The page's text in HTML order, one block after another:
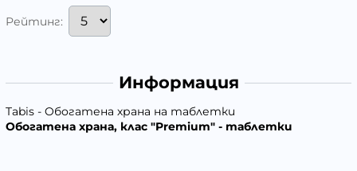
Рейтинг:
Информация
Tabis - Oбогатена храна на таблетки
Oбогатена храна, клас "Premium" - таблетки